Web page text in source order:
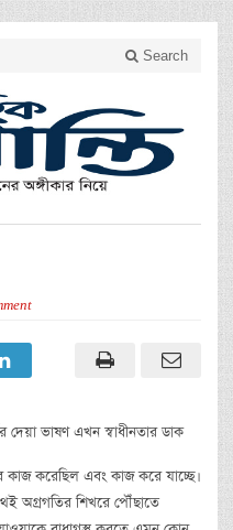
Search
দেয়া ভাষণ এখন স্বাধীনতার ডাক
কাজ করেছিল এবং কাজ করে যাচ্ছে।
অগ্রগতির শিখরে পৌঁছাতে